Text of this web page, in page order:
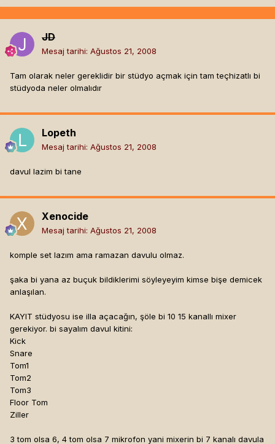
JD
Mesaj tarihi: Ağustos 21, 2008
Tam olarak neler gereklidir bir stüdyo açmak için tam teçhizatlı bi
stüdyoda neler olmalıdır
Lopeth
Mesaj tarihi: Ağustos 21, 2008
davul lazim bi tane
Xenocide
Mesaj tarihi: Ağustos 21, 2008
komple set lazım ama ramazan davulu olmaz.
şaka bi yana az buçuk bildiklerimi söyleyeyim kimse bişe demicek
anlaşılan.
KAYIT stüdyosu ise illa açacağın, şöle bi 10 15 kanallı mixer
gerekiyor. bi sayalım davul kitini:
Kick
Snare
Tom1
Tom2
Tom3
Floor Tom
Ziller
3 tom olsa 6, 4 tom olsa 7 mikrofon yani mixerin bi 7 kanalı davula